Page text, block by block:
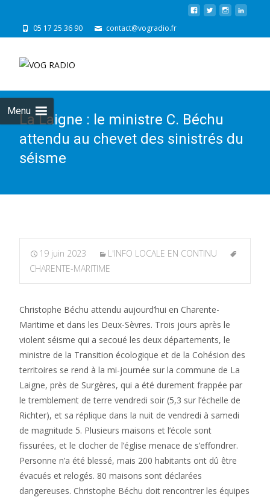
05 17 25 36 90 contact@vogradio.fr
Menu
La Laigne : le ministre C. Béchu
attendu au chevet des sinistrés du
séisme
19 juin 2023
L'INFO LOCALE EN CONTINU
CHARENTE-MARITIME
Christophe Béchu attendu aujourd’hui en Charente-
Maritime et dans les Deux-Sèvres. Trois jours après le
violent séisme qui a secoué les deux départements, le
ministre de la Transition écologique et de la Cohésion des
territoires se rend à la mi-journée sur la commune de La
Laigne, près de Surgères, qui a été durement frappée par
le tremblement de terre vendredi soir (5,3 sur l’échelle de
Richter), et sa réplique dans la nuit de vendredi à samedi
de magnitude 5. Plusieurs maisons et l’école sont
fissurées, et le clocher de l’église menace de s’effondrer.
Personne n’a été blessé, mais 200 habitants ont dû être
évacués et relogés. 80 maisons sont déclarées
dangereuses. Christophe Béchu doit rencontrer les équipes